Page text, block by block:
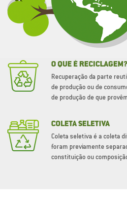
O QUE É
Recuperação da parte
de produção ou de
de produção de que
COLETA SELETIVA
Coleta seletiva é a coleta
foram previamente
constituição ou